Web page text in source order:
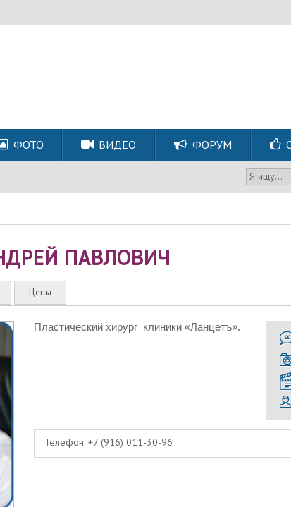
ФОТО ВИДЕО ФОРУМ
Я ищу...
ПАВЛОВИЧ
Цены
Пластический хирург клиники «Ланцетъ».
Телефон: +7 (916) 011-30-96